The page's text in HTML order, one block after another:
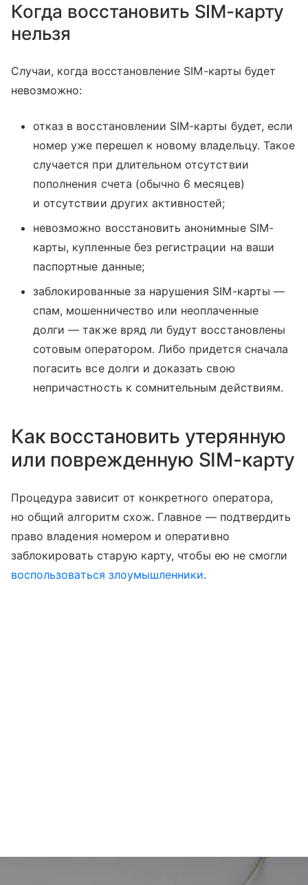
Когда восстановить SIM-карту
нельзя
Случаи, когда восстановление SIM-карты будет
невозможно:
отказ в восстановлении SIM-карты будет, если
номер уже перешел к новому владельцу. Такое
случается при длительном отсутствии
пополнения счета (обычно 6 месяцев)
и отсутствии других активностей;
невозможно восстановить анонимные SIM-
карты, купленные без регистрации на ваши
паспортные данные;
заблокированные за нарушения SIM-карты —
спам, мошенничество или неоплаченные
долги — также вряд ли будут восстановлены
сотовым оператором. Либо придется сначала
погасить все долги и доказать свою
непричастность к сомнительным действиям.
Как восстановить утерянную
или поврежденную SIM-карту
Процедура зависит от конкретного оператора,
но общий алгоритм схож. Главное — подтвердить
право владения номером и оперативно
заблокировать старую карту, чтобы ею не смогли
воспользоваться злоумышленники.